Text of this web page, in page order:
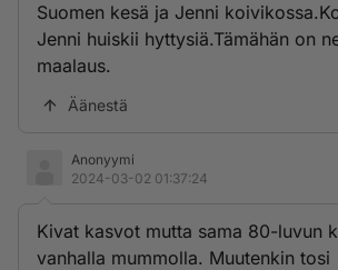
Suomen kesä ja Jenni
Jenni huiskii hyttysiä.Tämähän on
maalaus.
Äänestä
Anonyymi
2024-03-02 01:37:24
Kivat kasvot mutta sama 80-luvun
vanhalla mummolla. Muutenkin tosi